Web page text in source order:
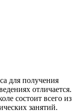
для получения
отличается.
состоит всего из
занятий.